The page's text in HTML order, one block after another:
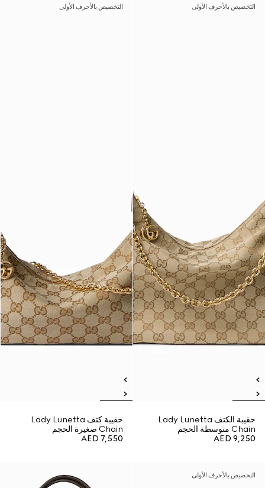
التخصيص بالأحرف الأولى
حقيبة الكتف Lady Lunetta
Chain متوسطة الحجم
AED 9,250
التخصيص بالأحرف الأولى
حقيبة كتف Lady Lunetta
Chain صغيرة الحجم
AED 7,550
التخصيص بالأحرف الأولى